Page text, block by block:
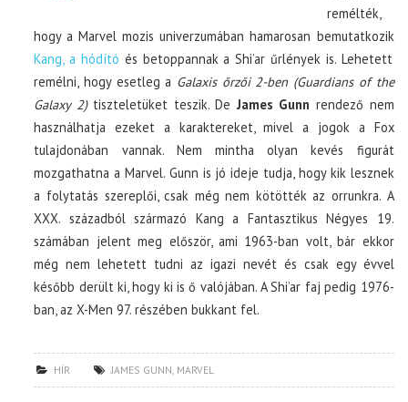
remélték,
hogy a Marvel mozis univerzumában hamarosan bemutatkozik
Kang, a hódító és betoppannak a Shi’ar űrlények is. Lehetett
remélni, hogy esetleg a Galaxis őrzői 2-ben (Guardians of the
Galaxy 2)tiszteletüket teszik. De James Gunn rendező nem
használhatja ezeket a karaktereket, mivel a jogok a Fox
tulajdonában vannak. Nem mintha olyan kevés figurát
mozgathatna a Marvel. Gunn is jó ideje tudja, hogy kik lesznek
a folytatás szereplői, csak még nem kötötték az orrunkra. A
XXX. századból származó Kang a Fantasztikus Négyes 19.
számában jelent meg először, ami 1963-ban volt, bár ekkor
még nem lehetett tudni az igazi nevét és csak egy évvel
később derült ki, hogy ki is ő valójában. A Shi’ar faj pedig 1976-
ban, az X-Men 97. részében bukkant fel.
HÍR JAMES GUNN MARVEL